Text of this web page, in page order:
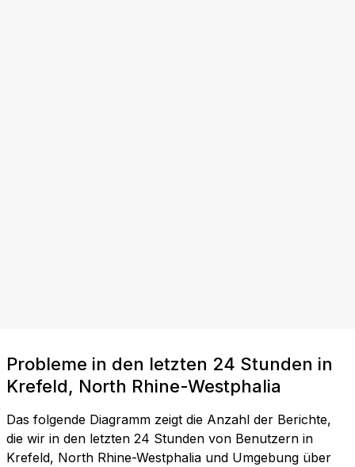
Probleme in den letzten 24 Stunden in
Krefeld, North Rhine-Westphalia
Das folgende Diagramm zeigt die Anzahl der Berichte,
die wir in den letzten 24 Stunden von Benutzern in
Krefeld, North Rhine-Westphalia und Umgebung über